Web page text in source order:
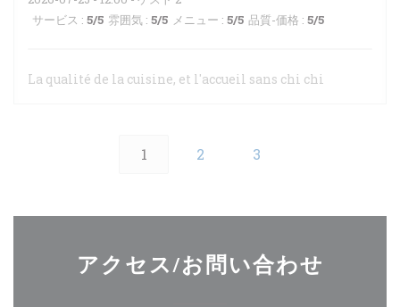
サービス : 5/5 雰囲気 : 5/5 メニュー : 5/5 品質-価格 : 5/5
La qualité de la cuisine, et l'accueil sans chi chi
1 2 3
アクセス/お問い合わせ